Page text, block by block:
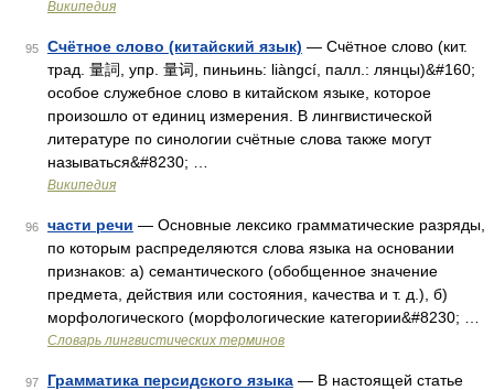
Википедия
95 Счётное слово (китайский язык) — Счётное слово (кит.
трад. 量詞, упр. 量词, пиньинь: liàngcí, палл.: лянцы)&#160;
особое служебное слово в китайском языке, которое
произошло от единиц измерения. В лингвистической
литературе по синологии счётные слова также могут
называться&#8230; …
Википедия
96 части речи — Основные лексико грамматические разряды,
по которым распределяются слова языка на основании
признаков: а) семантического (обобщенное значение
предмета, действия или состояния, качества и т. д.), б)
морфологического (морфологические категории&#8230; …
Словарь лингвистических терминов
97 Грамматика персидского языка — В настоящей статье